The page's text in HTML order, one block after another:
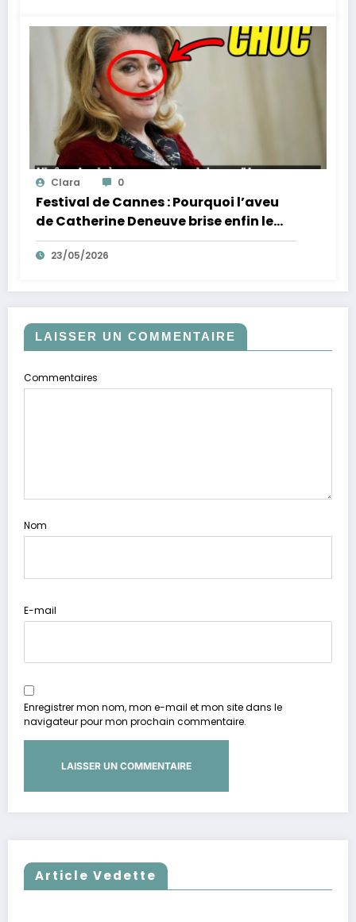
Clara 0
Festival de Cannes : Pourquoi l’aveu
de Catherine Deneuve brise enfin le
mythe de la Croisette
23/05/2026
LAISSER UN COMMENTAIRE
Commentaires
Nom
E-mail
Enregistrer mon nom, mon e-mail et mon site dans le
navigateur pour mon prochain commentaire.
Article Vedette